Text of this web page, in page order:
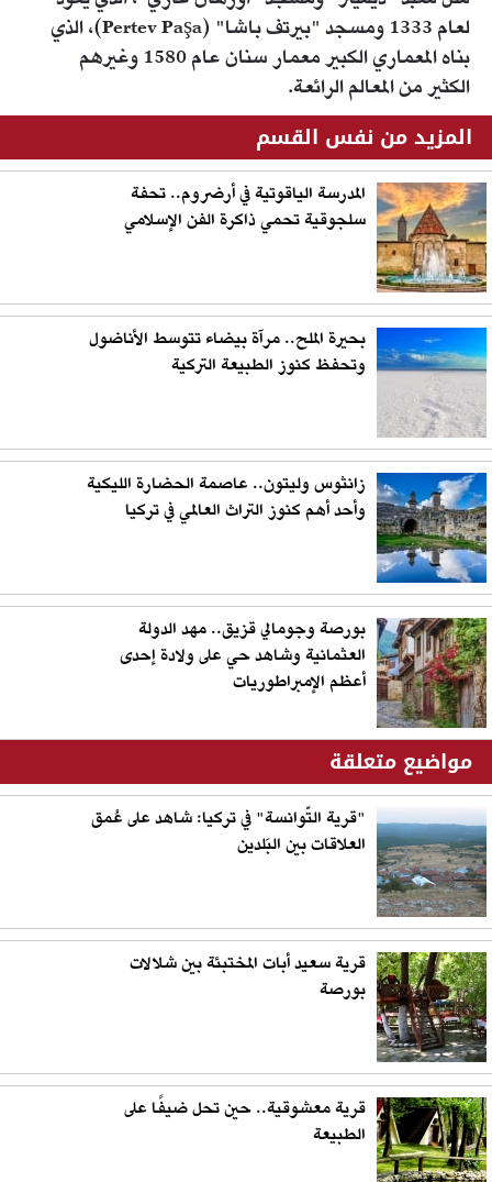
لعام 1333 ومسجد "بيرتف باشا" (Pertev Paşa)، الذي
بناه المعماري الكبير معمار سنان عام 1580 وغيرهم
الكثير من المعالم الرائعة.
المزيد من نفس القسم
المدرسة الياقوتية في أرضروم.. تحفة
سلجوقية تحمي ذاكرة الفن الإسلامي
بحيرة الملح.. مرآة بيضاء تتوسط الأناضول
وتحفظ كنوز الطبيعة التركية
زانثوس وليتون.. عاصمة الحضارة الليكية
وأحد أهم كنوز التراث العالمي في تركيا
بورصة وجومالي قزيق.. مهد الدولة
العثمانية وشاهد حي على ولادة إحدى
أعظم الإمبراطوريات
مواضيع متعلقة
"قرية التّوانسة" في تركيا: شاهد على عُمق
العلاقات بين البَلدين
قرية سعيد أبات المختبئة بين شلالات
بورصة
قرية معشوقية.. حين تحل ضيفًا على
الطبيعة